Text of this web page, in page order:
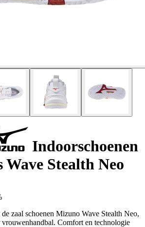
Indoorschoenen
Wave Stealth Neo
zaal schoenen Mizuno Wave Stealth Neo,
vrouwenhandbal. Comfort en technologie